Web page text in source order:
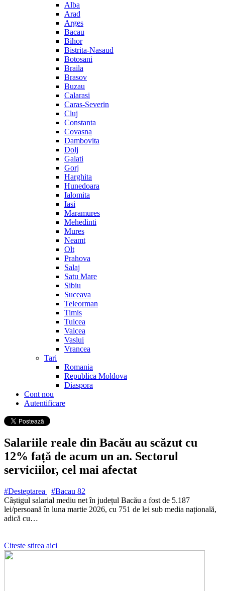
Alba
Arad
Arges
Bacau
Bihor
Bistrita-Nasaud
Botosani
Braila
Brasov
Buzau
Calarasi
Caras-Severin
Cluj
Constanta
Covasna
Dambovita
Dolj
Galati
Gorj
Harghita
Hunedoara
Ialomita
Iasi
Maramures
Mehedinti
Mures
Neamt
Olt
Prahova
Salaj
Satu Mare
Sibiu
Suceava
Teleorman
Timis
Tulcea
Valcea
Vaslui
Vrancea
Tari
Romania
Republica Moldova
Diaspora
Cont nou
Autentificare
Salariile reale din Bacău au scăzut cu
12% față de acum un an. Sectorul
serviciilor, cel mai afectat
#Desteptarea #Bacau 82
Câștigul salarial mediu net în județul Bacău a fost de 5.187
lei/persoană în luna martie 2026, cu 751 de lei sub media națională,
adică cu…
Citeste stirea aici